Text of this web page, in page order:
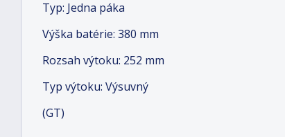
Typ: Jedna páka
Výška batérie: 380 mm
Rozsah výtoku: 252 mm
Typ výtoku: Výsuvný
(GT)